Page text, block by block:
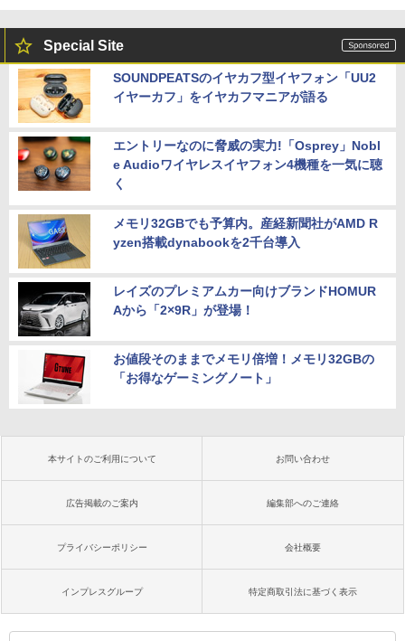
Special Site
SOUNDPEATSのイヤカフ型イヤフォン「UU2
イヤーカフ」をイヤカフマニアが語る
エントリーなのに脅威の実力!「Osprey」Nobl
e Audioワイヤレスイヤフォン4機種を一気に聴
く
メモリ32GBでも予算内。産経新聞社がAMD R
yzen搭載dynabookを2千台導入
レイズのプレミアムカー向けブランドHOMUR
Aから「2×9R」が登場！
お値段そのままでメモリ倍増！メモリ32GBの
「お得なゲーミングノート」
本サイトのご利用について お問い合わせ
広告掲載のご案内 編集部へのご連絡
プライバシーポリシー 会社概要
インプレスグループ 特定商取引法に基づく表示